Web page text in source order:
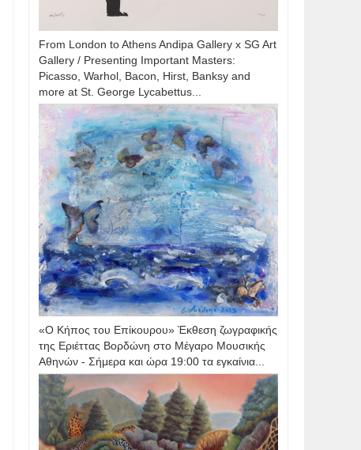
From London to Athens Andipa Gallery x SG Art
Gallery / Presenting Important Masters:
Picasso, Warhol, Bacon, Hirst, Banksy and
more at St. George Lycabettus...
«Ο Κήπος του Επίκουρου» Έκθεση ζωγραφικής
της Εριέττας Βορδώνη στο Μέγαρο Μουσικής
Αθηνών - Σήμερα και ώρα 19:00 τα εγκαίνια...